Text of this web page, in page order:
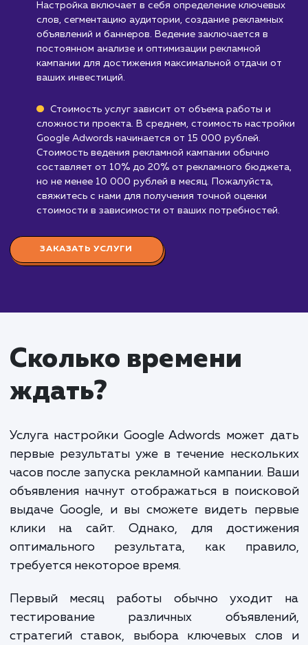
Бизнесам, предлагающим товары и
запрещенные для рекламы в Google
Есть определенные категории товаров и
которые не могут рекламироваться через
Google Adwords.
Узнать почему
Стоимость настройки и
ведение Google
привлечь новую аудиторию и увеличить продажи.
Настройка включает в себя определение
слов, сегментацию аудитории, создание
постоянном анализе и оптимизации рекламной
кампании для достижения максимальной отдачи
ваших инвестиций.
Стоимость услуг зависит от объема работы и
сложности проекта. В среднем, стоимость
Google Adwords начинается от 15 000 рублей.
Стоимость ведения рекламной кампании обычно
свяжитесь с нами для получения точной оценки
стоимости в зависимости от ваших